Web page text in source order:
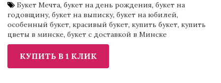
Букет Мечта, букет на день рождения, букет на
годовщину, букет на выписку, букет на юбилей,
особенный букет, красивый букет, купить букет, купить
цветы в минске, букет с доставкой в Минске